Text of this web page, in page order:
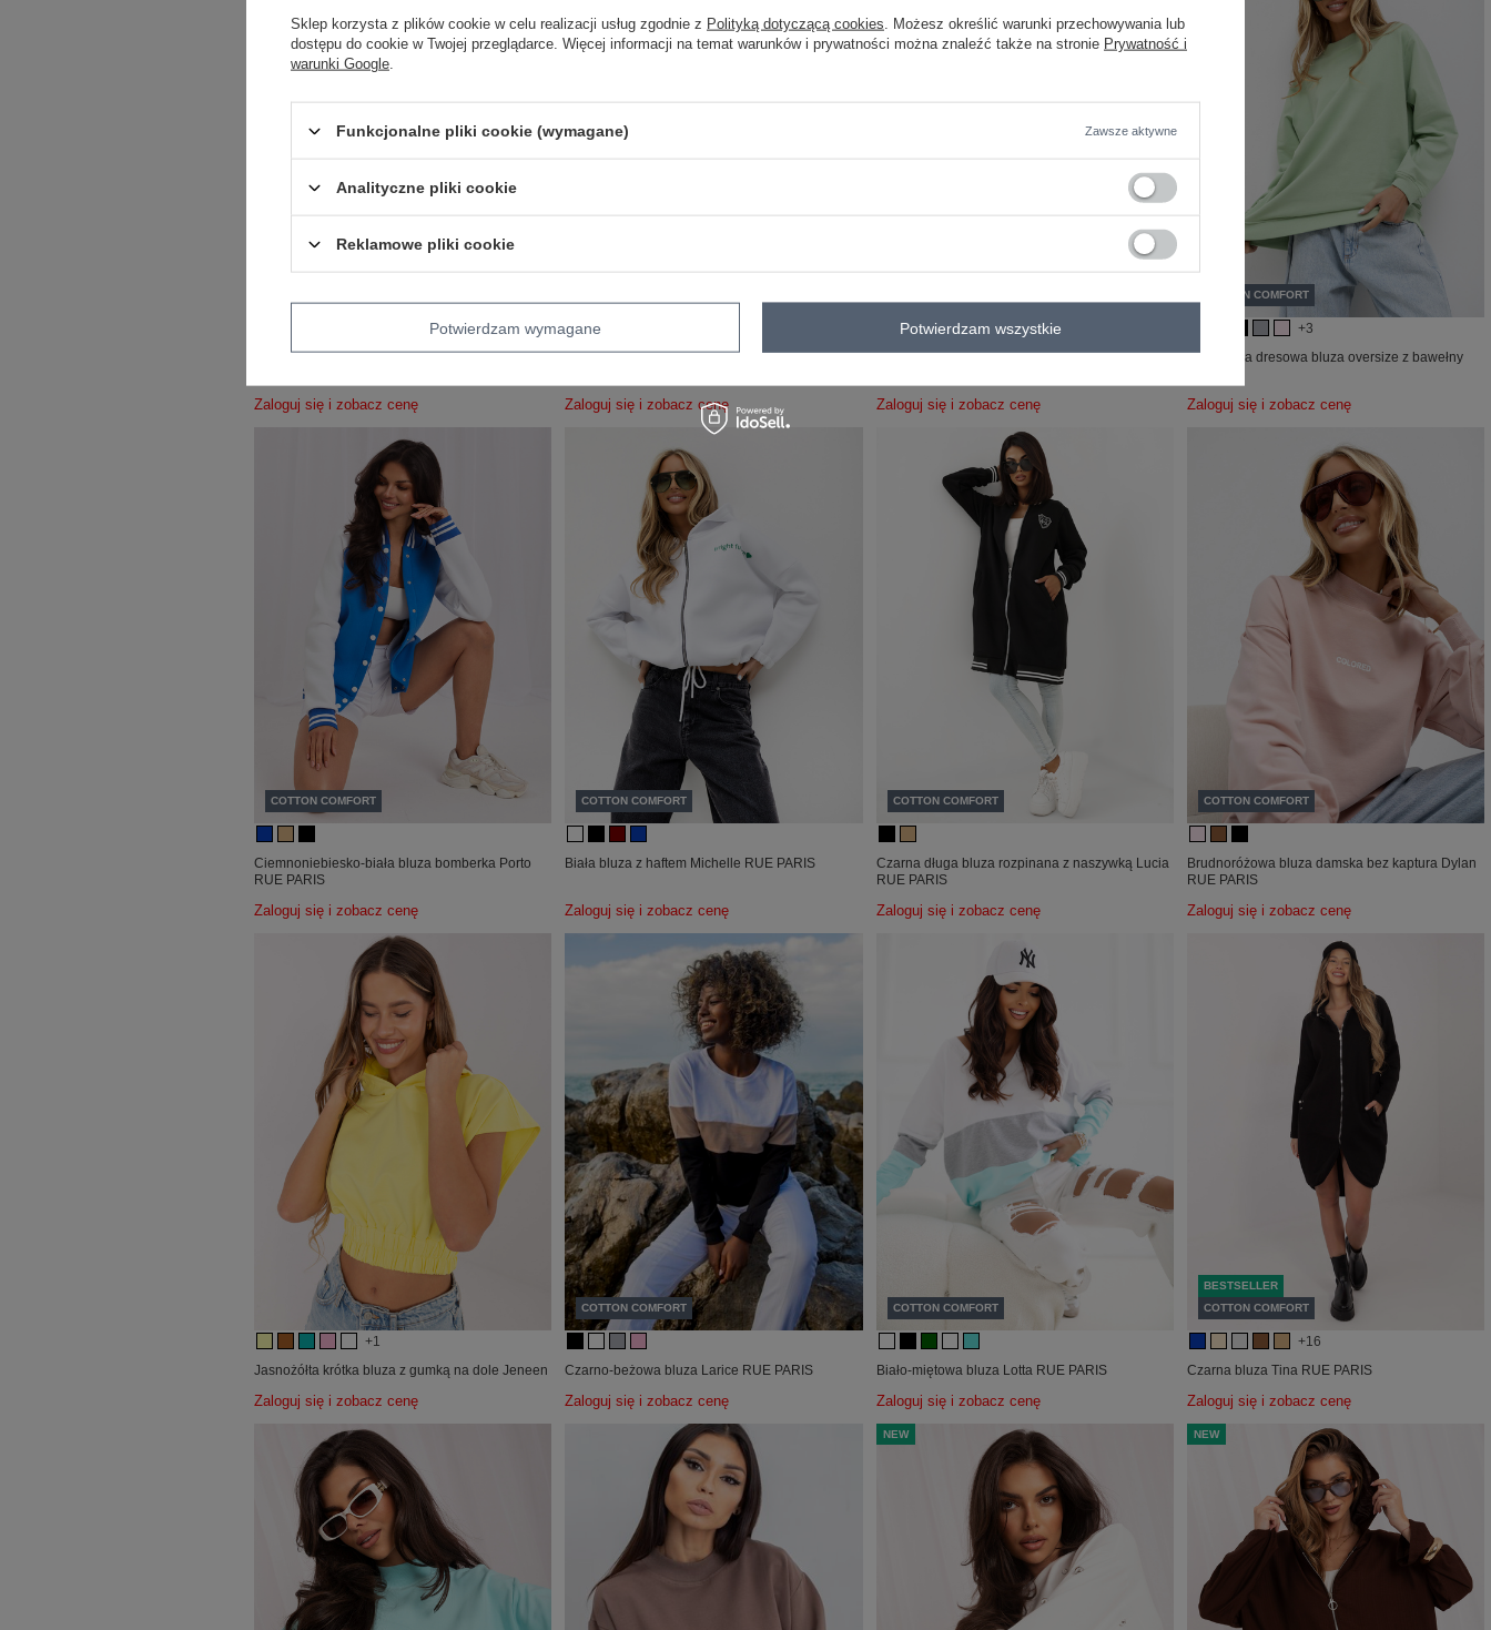
Hurt Zielono-niebieska welurowa bluza z
Zaloguj się i zobacz cenę
Hurt Zielono-pomarańczowa wzorzysta bluza
Zaloguj się i zobacz cenę
+2
Hurtownia Grafitowa rozpinana bluza basic z
Zaloguj się i zobacz cenę
COTTON COMFORT
+3
Pistacjowa dresowa bluza oversize z bawełny
Zaloguj się i zobacz cenę
COTTON COMFORT
Ciemnoniebiesko-biała bluza bomberka Porto
RUE PARIS
Zaloguj się i zobacz cenę
COTTON COMFORT
Biała bluza z haftem Michelle RUE PARIS
Zaloguj się i zobacz cenę
COTTON COMFORT
Czarna długa bluza rozpinana z naszywką Lucia
RUE PARIS
Zaloguj się i zobacz cenę
COTTON COMFORT
Brudnoróżowa bluza damska bez kaptura Dylan
RUE PARIS
Zaloguj się i zobacz cenę
+1
Jasnożółta krótka bluza z gumką na dole Jeneen
Zaloguj się i zobacz cenę
COTTON COMFORT
Czarno-beżowa bluza Larice RUE PARIS
Zaloguj się i zobacz cenę
COTTON COMFORT
Biało-miętowa bluza Lotta RUE PARIS
Zaloguj się i zobacz cenę
BESTSELLER
COTTON COMFORT
+16
Czarna bluza Tina RUE PARIS
Zaloguj się i zobacz cenę
NEW NEW
Sklep korzysta z plików cookie w celu realizacji usług zgodnie z Polityką dotyczącą cookies . Możesz określić warunki przechowywania lub
dostępu do cookie w Twojej przeglądarce. Więcej informacji na temat warunków i prywatności można znaleźć także na stronie Prywatność i
warunki Google
Funkcjonalne pliki cookie (wymagane) Zawsze aktywne
Analityczne pliki cookie
Reklamowe pliki cookie
Potwierdzam wymagane Potwierdzam wszystkie